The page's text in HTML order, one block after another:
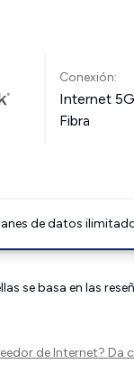
Conexión:
Internet
Fibra
de datos
se basa en las
de Internet? Da